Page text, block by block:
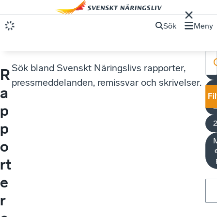
Sök Meny
R
a
p
p
o
rt
e
r
Sök bland Svenskt Näringslivs rapporter,
pressmeddelanden, remissvar och skrivelser.